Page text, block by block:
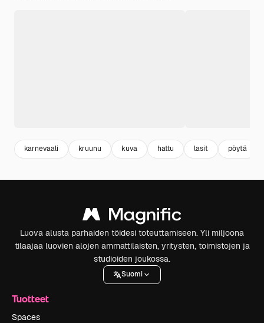
karnevaali kruunu kuva hattu lasit pöytä
Luova alusta parhaiden töidesi toteuttamiseen. Yli miljoona
tilaajaa luovien alojen ammattilaisten, yritysten, toimistojen ja
studioiden joukossa.
Suomi
Tuotteet
Spaces